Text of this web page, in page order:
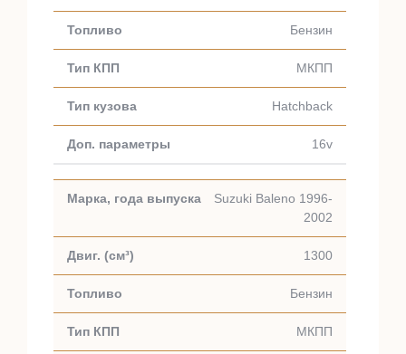
Бензин
МКПП
Hatchback
16v
Suzuki Baleno 1996-
2002
1300
Бензин
МКПП